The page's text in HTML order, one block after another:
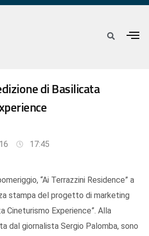
di Basilicata
17:45
“Ai Terrazzini Residence” a
stampa del progetto di marketing
Cineturismo Experience”. Alla
dal giornalista Sergio Palomba, sono